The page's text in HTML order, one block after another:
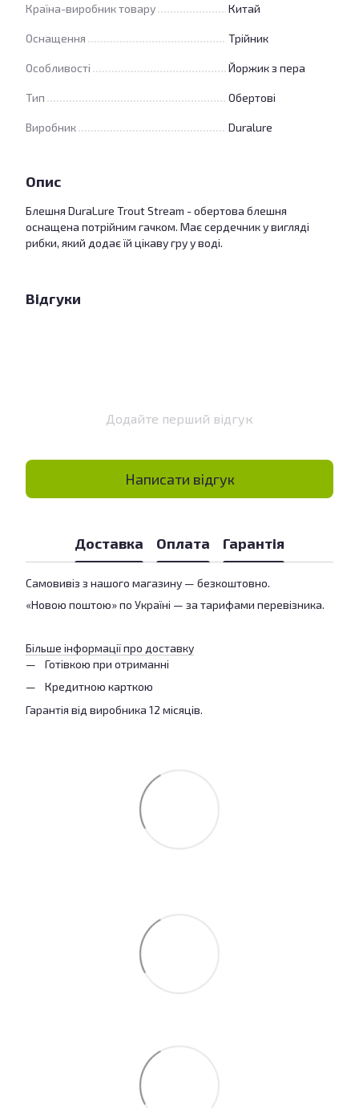
Країна-виробник товару Китай
Оснащення Трійник
Особливості Йоржик з пера
Тип Обертові
Виробник Duralure
Опис
Блешня DuraLure Trout Stream - обертова блешня
оснащена потрійним гачком. Має сердечник у вигляді
рибки, який додає їй цікаву гру у воді.
Відгуки
Додайте перший відгук
Написати відгук
Доставка Оплата Гарантія
Самовивіз з нашого магазину — безкоштовно.
«Новою поштою» по Україні — за тарифами перевізника.
Більше інформації про доставку
Готівкою при отриманні
Кредитною карткою
Гарантія від виробника 12 місяців.